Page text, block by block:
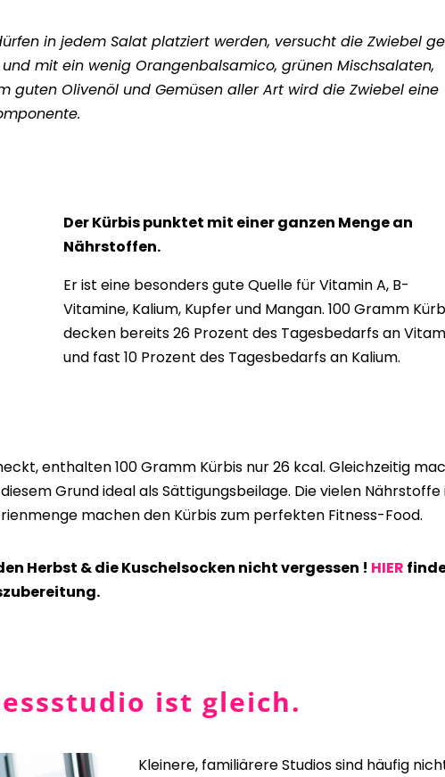
in jedem Salat platziert werden, versucht die Zwiebel
mit ein wenig Orangenbalsamico, grünen Mischsalaten,
guten Olivenöl und Gemüsen aller Art wird die Zwiebel eine
Der Kürbis punktet mit einer ganzen Menge an
Nährstoffen.
Er ist eine besonders gute Quelle für Vitamin A, B-
Vitamine, Kalium, Kupfer und Mangan. 100 Gramm
decken bereits 26 Prozent des Tagesbedarfs an
und fast 10 Prozent des Tagesbedarfs an Kalium.
enthalten 100 Gramm Kürbis nur 26 kcal. Gleichzeitig
Grund ideal alsSättigungsbeilage. Die vielen Nährstoffe
machen den Kürbis zum perfekten Fitness-Food.
Herbst & die Kuschelsocken nicht vergessen ! HIER
ist gleich.
Kleinere, familiärere Studios sind häufig